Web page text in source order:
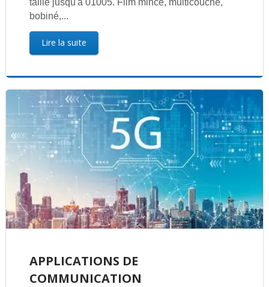
bobiné,...
Lire la suite
APPLICATIONS DE
COMMUNICATION